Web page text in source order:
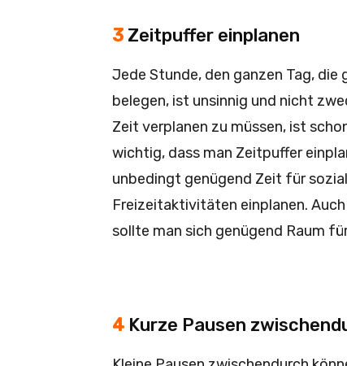
3 Zeitpuffer einplanen
Jede Stunde, den ganzen Tag, die
belegen, ist unsinnig und nicht
Zeit verplanen zu müssen, ist
wichtig, dass man Zeitpuffer
unbedingt genügend Zeit für
Freizeitaktivitäten einplanen.
sollte man sich genügend Raum
4 Kurze Pausen